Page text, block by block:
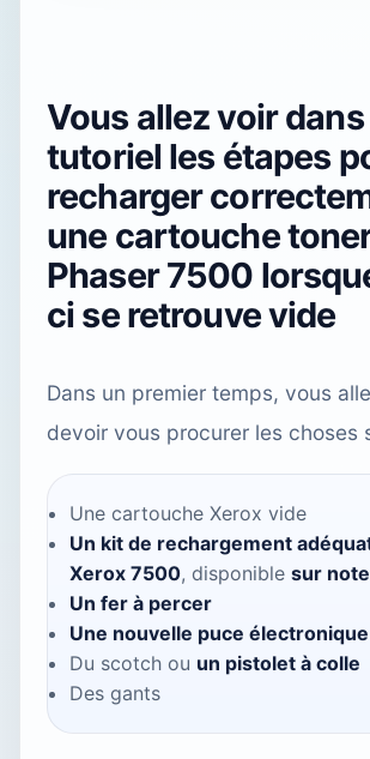
Vous allez voir
tutoriel les étapes
recharger
une cartouche
Phaser 7500
ci se retrouve vide
Dans un premier temps, vous
devoir vous procurer les choses
Une cartouche Xerox vide
Un kit de rechargement
Xerox 7500, disponible sur
Un fer à percer
Une nouvelle puce électronique
Du scotch ou un pistolet à colle
Des gants